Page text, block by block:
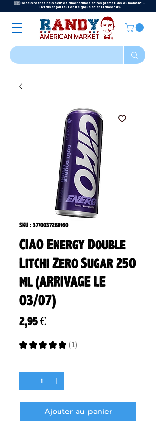
🇺🇸 Découvrez nos nouveautés américaines et nos promotions du moment —
Livraison partout en Belgique et en France ! 🚚✨
SKU : 3770037280160
CIAO Energy Double
Litchi Zero Sugar 250
ml (ARRIVAGE LE
03/07)
2,95 €Prix
★ ★ ★ ★ ★ 1
1
Ajouter au panier